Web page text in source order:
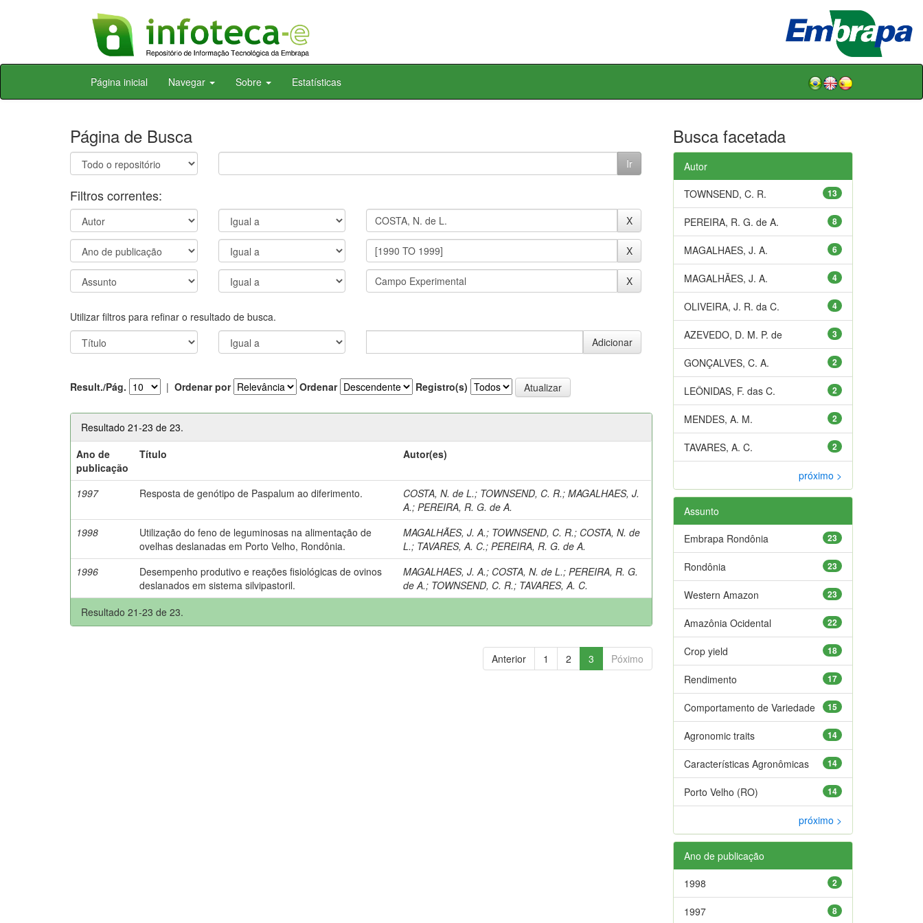
Skip
Página inicial Navegar Sobre Estatísticas
Página de Busca
Filtros correntes:
Utilizar filtros para refinar o resultado de busca.
Result./Pág. | Ordenar por Ordenar Registro(s)
Resultado 21-23 de 23.
Ano de
publicação
Título Autor(es)
1997 Resposta de genótipo de Paspalum ao diferimento. COSTA, N. de L.; TOWNSEND, C. R.;MAGALHAES, J.
A.;PEREIRA, R. G. de A.
1998
Utilização do feno de leguminosas na alimentação de
ovelhas deslanadas em Porto Velho, Rondônia.
MAGALHÃES, J. A.; TOWNSEND, C. R.; COSTA, N. de
L.; TAVARES, A. C.;PEREIRA, R. G. de A.
1996
Desempenho produtivo e reações fisiológicas de ovinos
deslanados em sistema silvipastoril.
MAGALHAES, J. A.; COSTA, N. de L.;PEREIRA, R. G.
de A.; TOWNSEND, C. R.; TAVARES, A. C.
Resultado 21-23 de 23.
Anterior 1 2 3 Póximo
Busca facetada
Autor
13
TOWNSEND, C. R.
8
PEREIRA, R. G. de A.
6
MAGALHAES, J. A.
4
MAGALHÃES, J. A.
4
OLIVEIRA, J. R. da C.
3
AZEVEDO, D. M. P. de
2
GONÇALVES, C. A.
2
LEÔNIDAS, F. das C.
2
MENDES, A. M.
2
TAVARES, A. C.
próximo >
Assunto
23
Embrapa Rondônia
23
Rondônia
23
Western Amazon
22
Amazônia Ocidental
18
Crop yield
17
Rendimento
15
Comportamento de Variedade
14
Agronomic traits
14
Características Agronômicas
14
Porto Velho (RO)
próximo >
Ano de publicação
2
1998
8
1997